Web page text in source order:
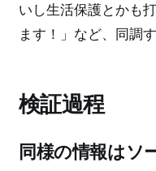
いし生活保護とかも
ます！」など、同調
検証過程
同様の情報はソ